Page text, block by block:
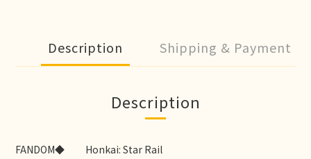
Description Shipping & Payment
Description
FANDOM◆
Honkai: Star Rail